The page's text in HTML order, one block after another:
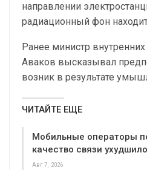
направлении
радиационный фон
Ранее министр
Аваков высказывал
возник в результате
ЧИТАЙТЕ ЕЩЕ
Мобильные операторы
качество связи
Авг 7, 2026